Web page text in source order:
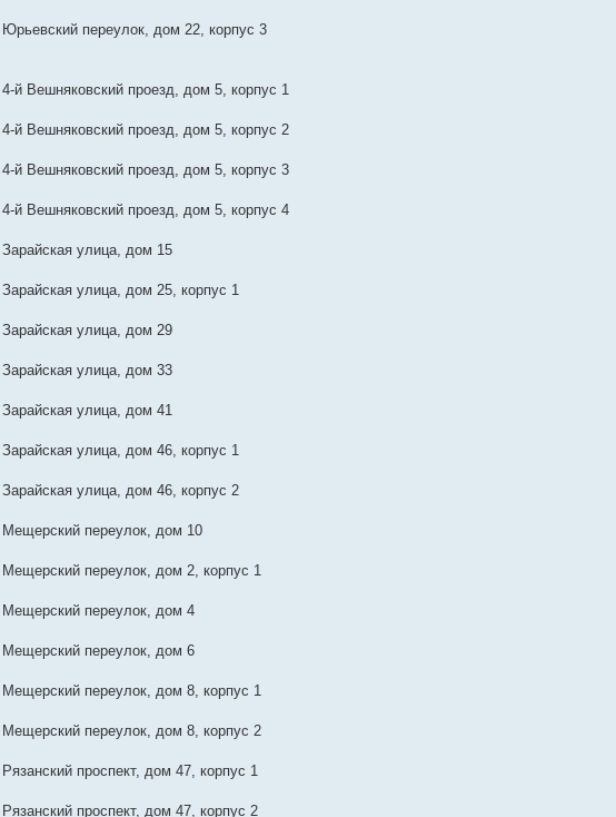
Юрьевский переулок, дом 22, корпус 3
4-й Вешняковский проезд, дом 5, корпус 1
4-й Вешняковский проезд, дом 5, корпус 2
4-й Вешняковский проезд, дом 5, корпус 3
4-й Вешняковский проезд, дом 5, корпус 4
Зарайская улица, дом 15
Зарайская улица, дом 25, корпус 1
Зарайская улица, дом 29
Зарайская улица, дом 33
Зарайская улица, дом 41
Зарайская улица, дом 46, корпус 1
Зарайская улица, дом 46, корпус 2
Мещерский переулок, дом 10
Мещерский переулок, дом 2, корпус 1
Мещерский переулок, дом 4
Мещерский переулок, дом 6
Мещерский переулок, дом 8, корпус 1
Мещерский переулок, дом 8, корпус 2
Рязанский проспект, дом 47, корпус 1
Рязанский проспект, дом 47, корпус 2